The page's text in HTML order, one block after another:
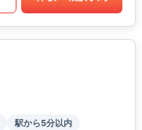
駅から5分以内